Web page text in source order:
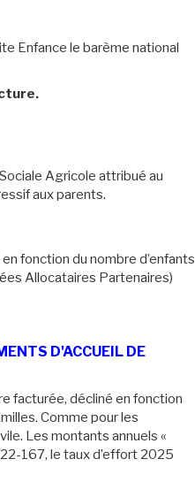
Enfance le barème national
Agricole attribué au
aux parents.
fonction du nombre d’enfants
Allocataires Partenaires)
D'ACCUEIL DE
facturée, décliné en fonction
Comme pour les
Les montants annuels «
167, le taux d’effort 2025